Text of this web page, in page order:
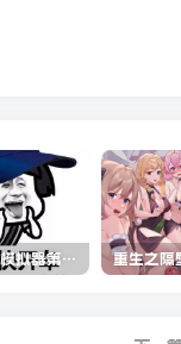
螺丝式插入模拟器第5代/NejicomiSimulator.Vol.5.v1.0.2